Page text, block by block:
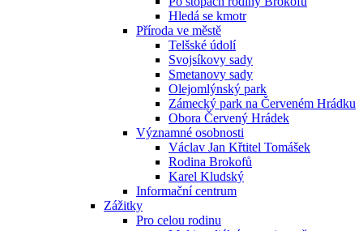
Hledá se kmotr
Příroda ve městě
Telšské údolí
Svojsíkovy sady
Smetanovy sady
Olejomlýnský park
Zámecký park na Červeném Hrádku
Obora Červený Hrádek
Významné osobnosti
Václav Jan Křtitel Tomášek
Rodina Brokofů
Karel Kludský
Informační centrum
Zážitky
Pro celou rodinu